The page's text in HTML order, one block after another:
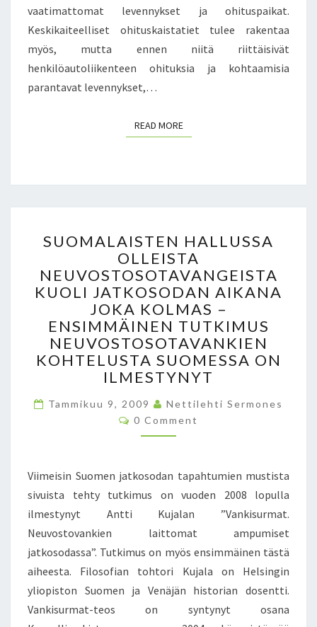
H
T
J
U
O
S
U
U
O
E
V
Y
T
Y
S
T
O
I
M
I
–
T
Ä
S
V
A
I
H
E
S
vaatimattomat levennykset ja ohituspaikat.
Keskikaiteelliset ohituskaistatiet tulee rakentaa
myös, mutta ennen niitä riittäisivät
henkilöautoliikenteen ohituksia ja kohtaamisia
parantavat levennykset,…
READ MOREREAD MORE
U
O
M
A
L
A
I
S
T
E
N
U
S
S
A
O
L
L
SUOMALAISTEN HALLUSSA
OLLEISTA
NEUVOSTOSOTAVANGEISTA
KUOLI JATKOSODAN AIKANA
JOKA KOLMAS –
ENSIMMÄINEN TUTKIMUS
NEUVOSTOSOTAVANKIEN
KOHTELUSTA SUOMESSA ON
ILMESTYNYT
Tammikuu 9, 2009
Nettilehti Sermones
C
O
N
T
S
0 Comment
Viimeisin Suomen jatkosodan tapahtumien mustista
sivuista tehty tutkimus on vuoden 2008 lopulla
ilmestynyt Antti Kujalan ”Vankisurmat.
Neuvostovankien laittomat ampumiset
jatkosodassa”. Tutkimus on myös ensimmäinen tästä
aiheesta. Filosofian tohtori Kujala on Helsingin
yliopiston Suomen ja Venäjän historian dosentti.
Vankisurmat-teos on syntynyt osana